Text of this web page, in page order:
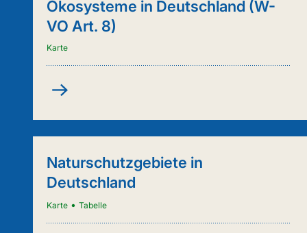
Ökosysteme in Deutschland (W-
VO Art. 8)
Karte
Kartenanwendung
Städtische
Ökosysteme
Deutschland
(W-
VO
Art.
Naturschutzgebiete in
Deutschland
Karte • Tabelle